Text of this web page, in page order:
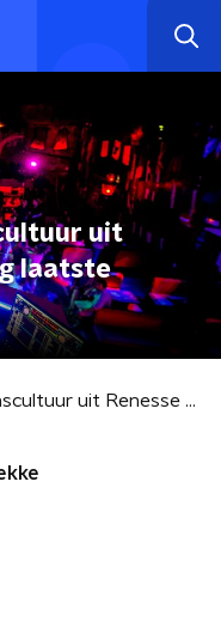
uit
laatste
Verdwijnt uitgaanscultuur uit Renesse met sluiting laatste discotheek?